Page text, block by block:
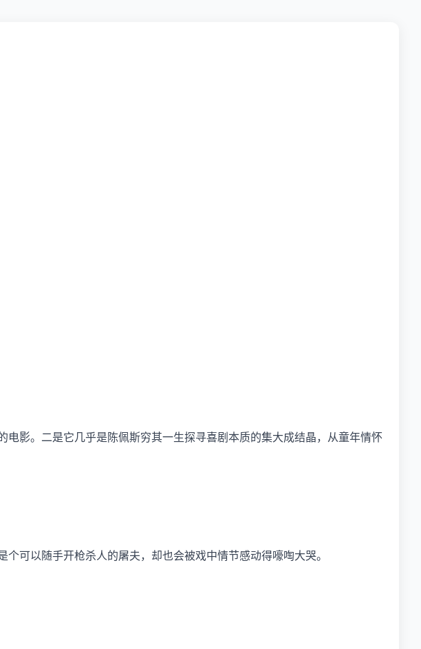
影。二是它几乎是陈佩斯穷其一生探寻喜剧本质的集大成结晶，从童年情怀
可以随手开枪杀人的屠夫，却也会被戏中情节感动得嚎啕大哭。